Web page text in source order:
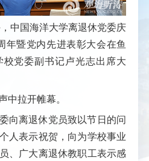
中国海洋大学离退休党委庆
年暨党内先进表彰大会在鱼
党委副书记卢光志出席大
中拉开帷幕。
向离退休党员致以节日的问
人表示祝贺，向为学校事业
、广大离退休教职工表示感